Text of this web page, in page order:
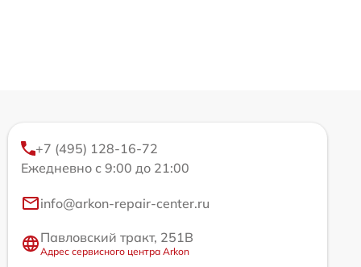
+7 (495) 128-16-72
Ежедневно с 9:00 до 21:00
info@arkon-repair-center.ru
Павловский тракт, 251В
Адрес сервисного центра Arkon